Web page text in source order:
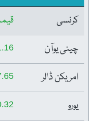
کرنسی
چینی یوآن
امریکن ڈالر
یورو